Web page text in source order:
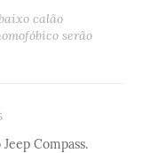
calão
serão
Compass.